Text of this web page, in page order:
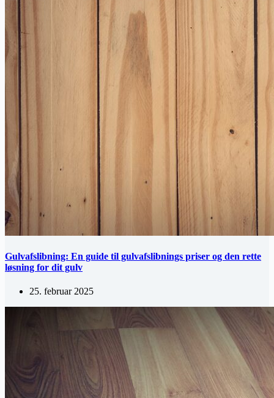
Gulvafslibning: En guide til gulvafslibnings priser og den rette
løsning for dit gulv
25. februar 2025